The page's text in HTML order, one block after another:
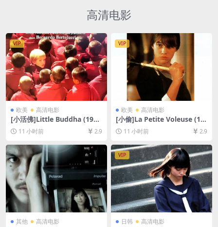
高清电影
VIP
欧美 高清电影
[小活佛]Little Buddha (199
3)[百度网盘+夸克网盘1080P
超清未删减资源][网盘在线播
放/下载][MP4/9.5GB][中英字
幕]
11 小时前 2.9
VIP
欧美 高清电影
[小偷]La Petite Voleuse (19
88)[百度网盘+夸克网盘1080P
超清未删减资源][网盘在线播
放/下载][MP4/7.3GB][中文字
幕]
11 小时前 2.9
其他 高清电影
VIP
日韩 高清电影